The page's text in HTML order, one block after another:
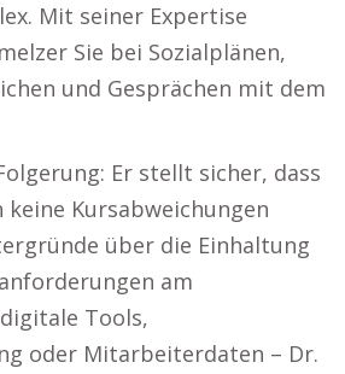
Mit seiner Expertise
Sie bei Sozialplänen,
und Gesprächen mit dem
Er stellt sicher, dass
Kursabweichungen
über die Einhaltung
am
Tools,
oder Mitarbeiterdaten – Dr.